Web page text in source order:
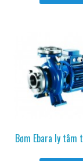
Bơm Ebara ly tâm